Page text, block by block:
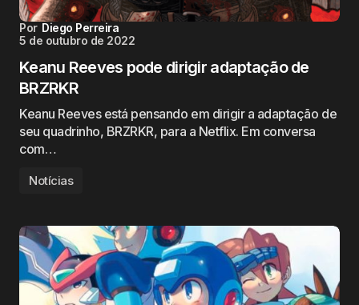
Por Diego Perreira
5 de outubro de 2022
Keanu Reeves pode dirigir adaptação de
BRZRKR
Keanu Reeves está pensando em dirigir a adaptação de
seu quadrinho, BRZRKR, para a Netflix. Em conversa
com…
Notícias